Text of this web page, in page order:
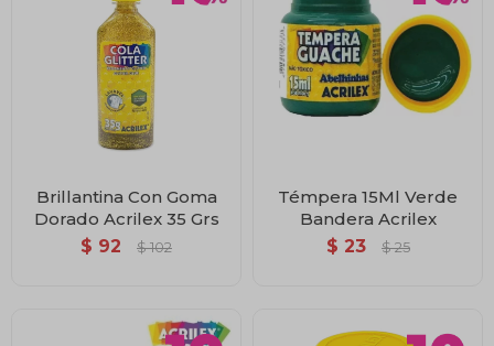
Brillantina Con Goma
Dorado Acrilex 35 Grs
$ 92 $ 102
Témpera 15Ml Verde
Bandera Acrilex
$ 23 $ 25